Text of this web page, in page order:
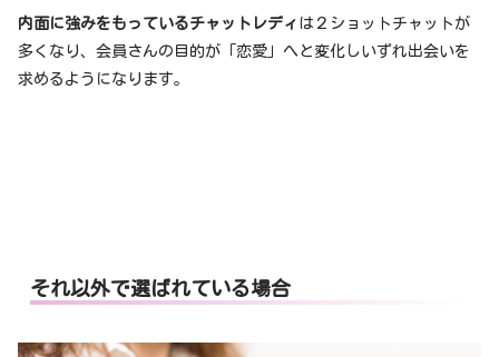
内面に強みをもっているチャットレディ は２ショットチャットが
多くなり、会員さんの目的が「恋愛」へと変化しいずれ出会いを
求めるようになります。
それ以外で選ばれている場合